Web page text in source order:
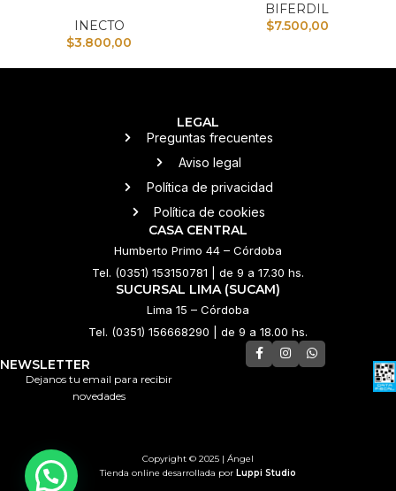
INECTO
$3.800,00
BIFERDIL
$7.500,00
LEGAL
Preguntas frecuentes
Aviso legal
Política de privacidad
Política de cookies
CASA CENTRAL
Humberto Primo 44 – Córdoba
Tel. (0351) 153150781 | de 9 a 17.30 hs.
SUCURSAL LIMA (SUCAM)
Lima 15 – Córdoba
Tel. (0351) 156668290 | de 9 a 18.00 hs.
NEWSLETTER
Dejanos tu email para recibir
novedades
Tienda online desarrollada por Luppi Studio
Copyright © 2025 | Ángel